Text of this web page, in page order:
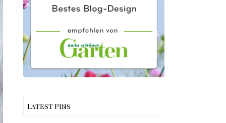
Latest Pins